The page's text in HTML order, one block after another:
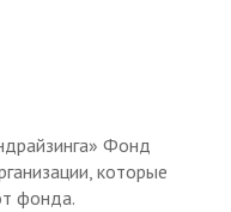
Фонд
которые
фонда.